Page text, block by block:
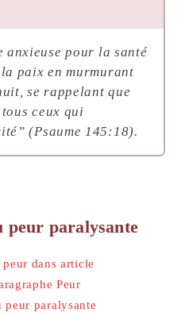
anxieuse pour la santé
paix en murmurant
se rappelant que
ceux qui
(Psaume 145:18).
peur paralysante